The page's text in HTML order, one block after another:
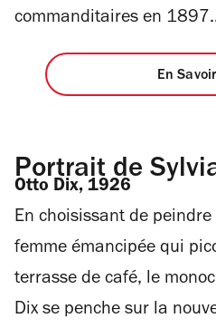
commanditaires en
En
Portrait de
Otto Dix, 1926
En choisissant de
femme émancipée qui
terrasse de café, le
Dix se penche sur la